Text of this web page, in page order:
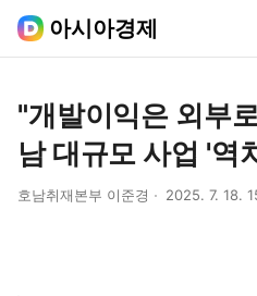
아시아경제
"개발이익은 외부
남 대규모 사업 '역
호남취재본부 이준경 2025. 7. 18.